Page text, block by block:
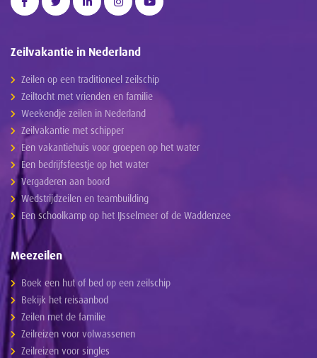
Zeilvakantie in Nederland
Zeilen op een traditioneel zeilschip
Zeiltocht met vrienden en familie
Weekendje zeilen in Nederland
Zeilvakantie met schipper
Een vakantiehuis voor groepen op het water
Een bedrijfsfeestje op het water
Vergaderen aan boord
Wedstrijdzeilen en teambuilding
Een schoolkamp op het IJsselmeer of de Waddenzee
Meezeilen
Boek een hut of bed op een zeilschip
Bekijk het reisaanbod
Zeilen met de familie
Zeilreizen voor volwassenen
Zeilreizen voor singles